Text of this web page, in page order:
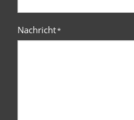
Nachricht*